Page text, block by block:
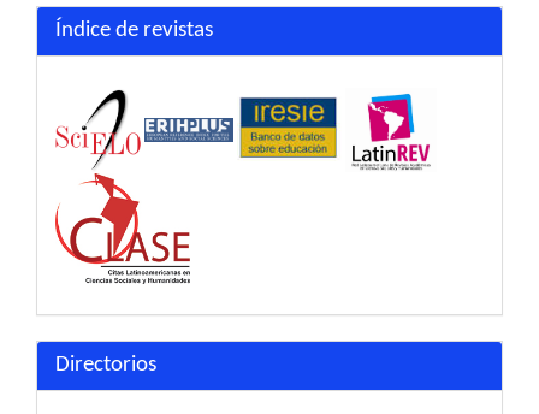
Índice de revistas
Directorios